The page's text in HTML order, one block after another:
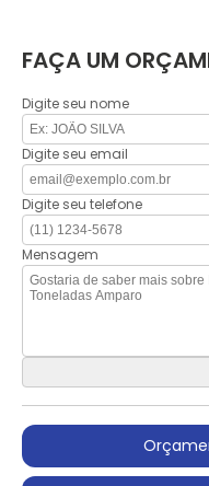
FAÇA UM
Digite seu nome
Digite seu email
Digite seu telefone
Mensagem